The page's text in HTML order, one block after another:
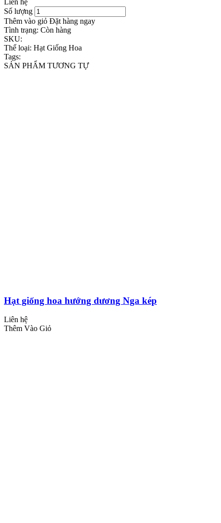
Số lượng
Thêm vào giỏ Đặt hàng ngay
Tình trạng: Còn hàng
SKU:
Thể loại: Hạt Giống Hoa
Tags:
SẢN PHẨM TƯƠNG TỰ
Hạt giống hoa hướng dương Nga kép
Liên hệ
Thêm Vào Giỏ